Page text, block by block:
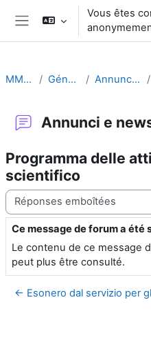
Passer au contenu principal
Panneau latéral
Vous êtes
MMI2012 Généralités Annunci e news
Annunci e
Programma delle
scientifico
Type d’affichage
Ce message de forum a été
Nombre de réponses : 0
Le contenu de ce message
peut plus être consulté.
← Esonero dal servizio per